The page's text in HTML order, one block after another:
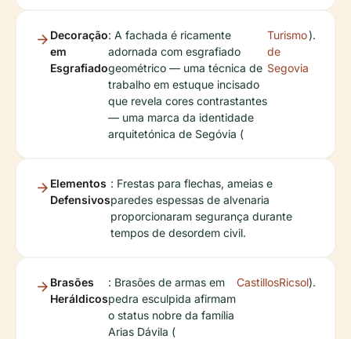
Decoração
em
Esgrafiado
: A fachada é ricamente
adornada com esgrafiado
geométrico — uma técnica de
trabalho em estuque incisado
que revela cores contrastantes
— uma marca da identidade
arquitetónica de Segóvia (
Turismo
de
Segovia
).
Elementos
Defensivos
: Frestas para flechas, ameias e
paredes espessas de alvenaria
proporcionaram segurança durante
tempos de desordem civil.
Brasões
Heráldicos
: Brasões de armas em
pedra esculpida afirmam
o status nobre da família
Arias Dávila (
CastillosRicsol).